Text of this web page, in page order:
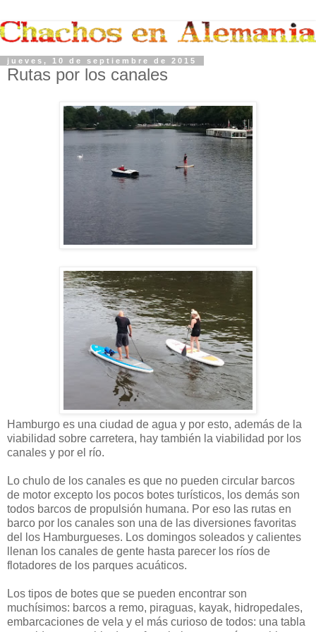
jueves, 10 de septiembre de 2015
Rutas por los canales
Hamburgo es una ciudad de agua y por esto, además de la
viabilidad sobre carretera, hay también la viabilidad por los
canales y por el río.
Lo chulo de los canales es que no pueden circular barcos
de motor excepto los pocos botes turísticos, los demás son
todos barcos de propulsión humana. Por eso las rutas en
barco por los canales son una de las diversiones favoritas
del los Hamburgueses. Los domingos soleados y calientes
llenan los canales de gente hasta parecer los ríos de
flotadores de los parques acuáticos.
Los tipos de botes que se pueden encontrar son
muchísimos: barcos a remo, piraguas, kayak, hidropedales,
embarcaciones de vela y el más curioso de todos: una tabla